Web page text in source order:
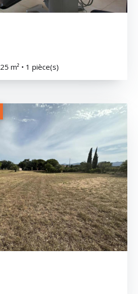
25 m² • 1 pièce(s)